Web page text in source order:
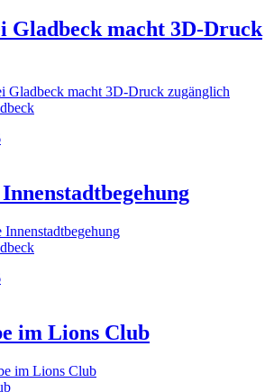
Gladbeck macht 3D-Druck
im Lions Club